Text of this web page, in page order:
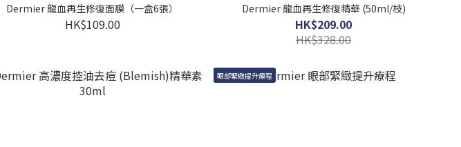
Dermier 龍血再生修復面膜（一盒6張）
HK$109.00
Dermier 龍血再生修復精華 (50ml/枝)
HK$209.00
HK$328.00
眼部緊緻提升療程